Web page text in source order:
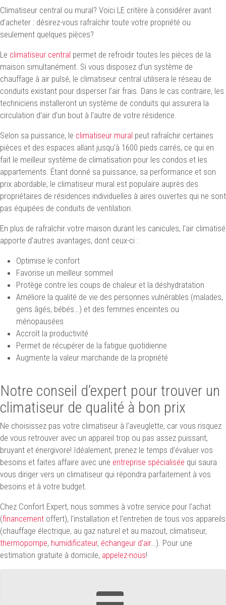
Climatiseur central ou mural? Voici LE critère à considérer avant
d’acheter : désirez-vous rafraîchir toute votre propriété ou
seulement quelques pièces?
Le climatiseur central permet de refroidir toutes les pièces de la
maison simultanément. Si vous disposez d’un système de
chauffage à air pulsé, le climatiseur central utilisera le réseau de
conduits existant pour disperser l’air frais. Dans le cas contraire, les
techniciens installeront un système de conduits qui assurera la
circulation d’air d’un bout à l’autre de votre résidence.
Selon sa puissance, le climatiseur mural peut rafraîchir certaines
pièces et des espaces allant jusqu’à 1600 pieds carrés, ce qui en
fait le meilleur système de climatisation pour les condos et les
appartements. Étant donné sa puissance, sa performance et son
prix abordable, le climatiseur mural est populaire auprès des
propriétaires de résidences individuelles à aires ouvertes qui ne sont
pas équipées de conduits de ventilation.
En plus de rafraîchir votre maison durant les canicules, l’air climatisé
apporte d’autres avantages, dont ceux-ci :
Optimise le confort
Favorise un meilleur sommeil
Protège contre les coups de chaleur et la déshydratation
Améliore la qualité de vie des personnes vulnérables (malades,
gens âgés, bébés…) et des femmes enceintes ou
ménopausées
Accroît la productivité
Permet de récupérer de la fatigue quotidienne
Augmente la valeur marchande de la propriété
Notre conseil d’expert pour trouver un
climatiseur de qualité à bon prix
Ne choisissez pas votre climatiseur à l’aveuglette, car vous risquez
de vous retrouver avec un appareil trop ou pas assez puissant,
bruyant et énergivore! Idéalement, prenez le temps d’évaluer vos
besoins et faites affaire avec une entreprise spécialisée qui saura
vous diriger vers un climatiseur qui répondra parfaitement à vos
besoins et à votre budget.
Chez Confort Expert, nous sommes à votre service pour l’achat
(financement offert), l’installation et l’entretien de tous vos appareils
(chauffage électrique, au gaz naturel et au mazout, climatiseur,
thermopompe, humidificateur, échangeur d’air…). Pour une
estimation gratuite à domicile, appelez-nous!